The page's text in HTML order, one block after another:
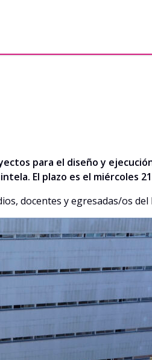
para el diseño y
El plazo es el miércoles
docentes y egresadas/os